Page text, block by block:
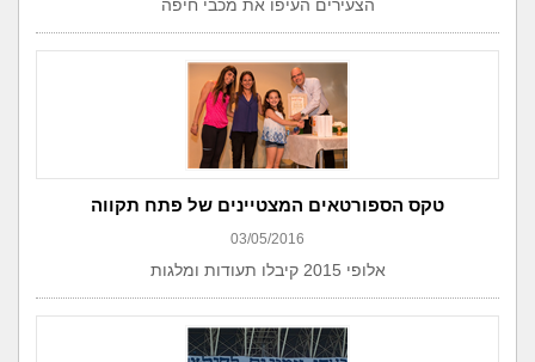
הצעירים העיפו את מכבי חיפה
טקס הספורטאים המצטיינים של פתח תקווה
03/05/2016
אלופי 2015 קיבלו תעודות ומלגות